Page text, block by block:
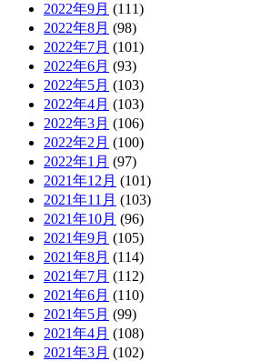
2022年9月 (111)
2022年8月 (98)
2022年7月 (101)
2022年6月 (93)
2022年5月 (103)
2022年4月 (103)
2022年3月 (106)
2022年2月 (100)
2022年1月 (97)
2021年12月 (101)
2021年11月 (103)
2021年10月 (96)
2021年9月 (105)
2021年8月 (114)
2021年7月 (112)
2021年6月 (110)
2021年5月 (99)
2021年4月 (108)
2021年3月 (102)